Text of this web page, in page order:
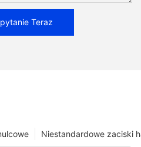
Teraz
Niestandardowe zaciski